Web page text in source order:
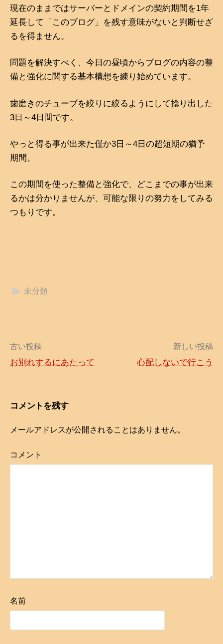
現在のままではサーバーとドメインの契約期間を1年
延長して「このブログ」を残す意味がないと判断せざ
るを得ません。
問題を解決すべく、今日の昼頃からブログの内容の整
備と強化に関する基本構想を練り始めています。
歯磨きのチューブを絞りに絞るようにして捻り出した
3日～4日間です。
やっと得る事が出来た僅か3日～4日の超短期の猶予
期間。
この期間を使った整備と強化で、どこまでの事が出来
るかは分かりませんが、可能な限りの努力をしてみる
つもりです。
未分類
ナ
ビ
ー
古い投稿
お別れするにあたって
新しい投稿
心配しないで行こう
コメントを残す
メールアドレスが公開されることはありません。
コメント
名前